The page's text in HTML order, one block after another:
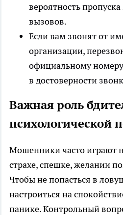
вероятность
вызовов.
Если вам звонят от
организации,
официальному
в достоверности
Важная роль
психологической
Мошенники часто играют
страхе, спешке, желании
Чтобы не попасться в
настроиться на
панике. Контрольный